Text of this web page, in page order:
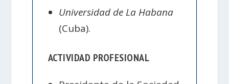
Universidad de La Habana
(Cuba).
ACTIVIDAD PROFESIONAL